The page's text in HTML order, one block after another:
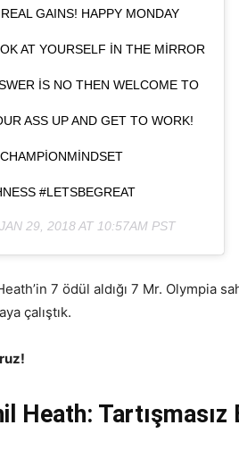
GAINS! HAPPY MONDAY
AT YOURSELF IN THE MIRROR
IS NO THEN WELCOME TO
ASS UP AND GET TO WORK!
#LETSBEGREAT
JAN 29, 2018 AT 10:57AM PST
7 ödül aldığı 7 Mr. Olympia
çalıştık.
Heath: Tartışmasız